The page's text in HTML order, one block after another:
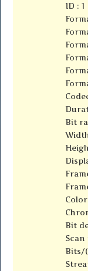
ID : 1
Bit
Bit
Scan
Bits/